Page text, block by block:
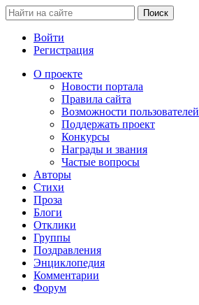
Войти
Регистрация
О проекте
Новости портала
Правила сайта
Возможности пользователей
Поддержать проект
Конкурсы
Награды и звания
Частые вопросы
Авторы
Стихи
Проза
Блоги
Отклики
Группы
Поздравления
Энциклопедия
Комментарии
Форум